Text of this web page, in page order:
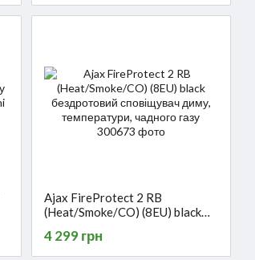
Ajax FireProtect 2 RB
(Heat/Smoke/CO) (8EU) black
температури, чадного газу
4 299 грн